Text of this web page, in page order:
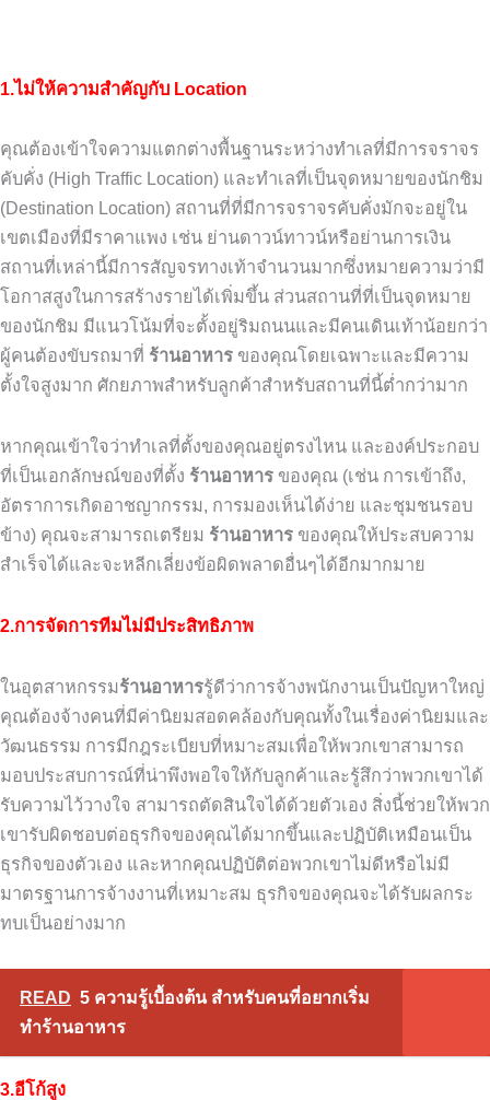
1.ไม่ให้ความสำคัญกับ Location
คุณต้องเข้าใจความแตกต่างพื้นฐานระหว่างทำเลที่มีการจราจร
คับคั่ง (High Traffic Location) และทำเลที่เป็นจุดหมายของนักชิม
(Destination Location) สถานที่ที่มีการจราจรคับคั่งมักจะอยู่ใน
เขตเมืองที่มีราคาแพง เช่น ย่านดาวน์ทาวน์หรือย่านการเงิน
สถานที่เหล่านี้มีการสัญจรทางเท้าจำนวนมากซึ่งหมายความว่ามี
โอกาสสูงในการสร้างรายได้เพิ่มขึ้น ส่วนสถานที่ที่เป็นจุดหมาย
ของนักชิม มีแนวโน้มที่จะตั้งอยู่ริมถนนและมีคนเดินเท้าน้อยกว่า
ผู้คนต้องขับรถมาที่ ร้านอาหาร ของคุณโดยเฉพาะและมีความ
ตั้งใจสูงมาก ศักยภาพสำหรับลูกค้าสำหรับสถานที่นี้ต่ำกว่ามาก
หากคุณเข้าใจว่าทำเลที่ตั้งของคุณอยู่ตรงไหน และองค์ประกอบ
ที่เป็นเอกลักษณ์ของที่ตั้ง ร้านอาหาร ของคุณ (เช่น การเข้าถึง,
อัตราการเกิดอาชญากรรม, การมองเห็นได้ง่าย และชุมชนรอบ
ข้าง) คุณจะสามารถเตรียม ร้านอาหาร ของคุณให้ประสบความ
สำเร็จได้และจะหลีกเลี่ยงข้อผิดพลาดอื่นๆได้อีกมากมาย
2.การจัดการทีมไม่มีประสิทธิภาพ
ในอุตสาหกรรมร้านอาหารรู้ดีว่าการจ้างพนักงานเป็นปัญหาใหญ่
คุณต้องจ้างคนที่มีค่านิยมสอดคล้องกับคุณทั้งในเรื่องค่านิยมและ
วัฒนธรรม การมีกฎระเบียบที่หมาะสมเพื่อให้พวกเขาสามารถ
มอบประสบการณ์ที่น่าพึงพอใจให้กับลูกค้าและรู้สึกว่าพวกเขาได้
รับความไว้วางใจ สามารถตัดสินใจได้ด้วยตัวเอง สิ่งนี้ช่วยให้พวก
เขารับผิดชอบต่อธุรกิจของคุณได้มากขึ้นและปฏิบัติเหมือนเป็น
ธุรกิจของตัวเอง และหากคุณปฏิบัติต่อพวกเขาไม่ดีหรือไม่มี
มาตรฐานการจ้างงานที่เหมาะสม ธุรกิจของคุณจะได้รับผลกระ
ทบเป็นอย่างมาก
READ 5 ความรู้เบื้องต้น สำหรับคนที่อยากเริ่ม
ทำร้านอาหาร
3.อีโก้สูง